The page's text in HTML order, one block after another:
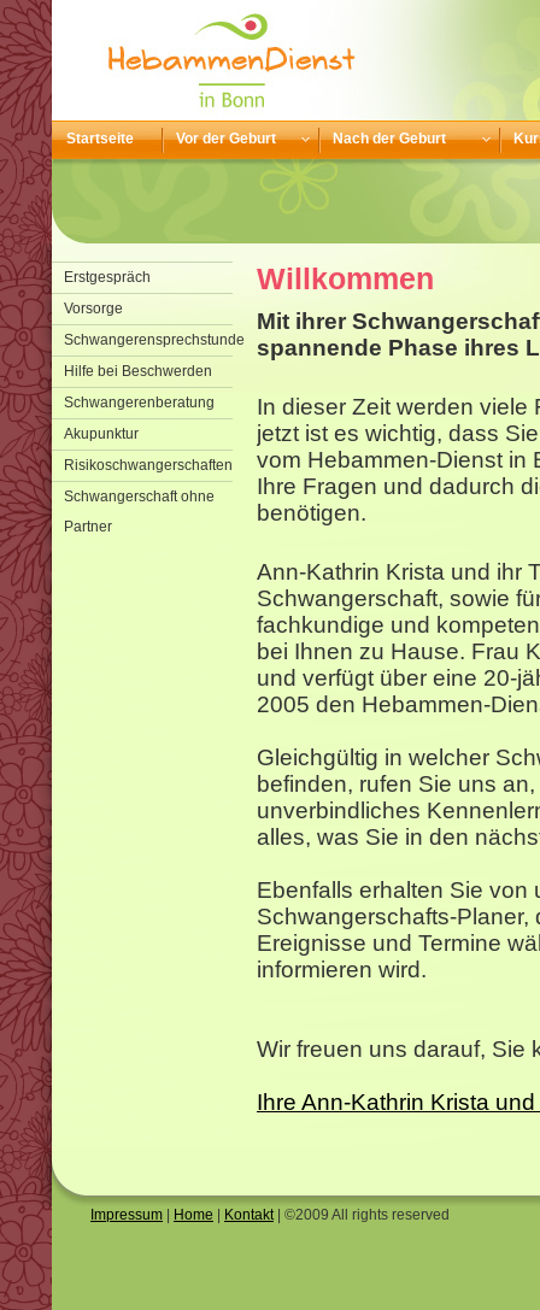
Startseite Vor der Geburt Nach der Geburt
Erstgespräch
Vorsorge
Schwangerensprechstunde
Hilfe bei Beschwerden
Schwangerenberatung
Akupunktur
Risikoschwangerschaften
Schwangerschaft ohne
Partner
Willkommen
Mit ihrer
spannende Phase ihres
In dieser Zeit werden
jetzt ist es wichtig, dass
vom Hebammen-Dienst in
Ihre Fragen und dadurch
benötigen.
Ann-Kathrin Krista und ihr
Schwangerschaft, sowie
fachkundige und
bei Ihnen zu Hause. Frau
und verfügt über eine 20-
2005 den Hebammen-
Gleichgültig in welcher
befinden, rufen Sie uns
unverbindliches
alles, was Sie in den
Ebenfalls erhalten Sie von
Schwangerschafts-Planer,
Ereignisse und Termine
informieren wird.
Wir freuen uns darauf, Sie
Ihre Ann-Kathrin Krista
Impressum Home Kontakt| ©2009 All rights reserved